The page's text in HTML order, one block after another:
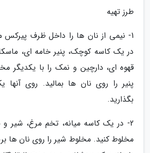
طرز تهیه
1- نیمی از نان ها را داخل ظرف پیرکس
در یک کاسه کوچک، پنیر خامه ای،
قهوه ای، دارچین و نمک را با یکدیگر
پنیر را روی نان ها بمالید. روی آنها
بگذارید.
2- در یک کاسه میانه، تخم مرغ، شیر و
مخلوط کنید. مخلوط شیر را روی نان ها